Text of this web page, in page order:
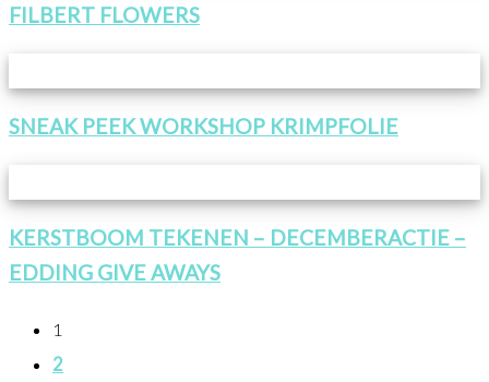
FILBERT FLOWERS
SNEAK PEEK WORKSHOP KRIMPFOLIE
KERSTBOOM TEKENEN – DECEMBERACTIE –
EDDING GIVE AWAYS
1
2